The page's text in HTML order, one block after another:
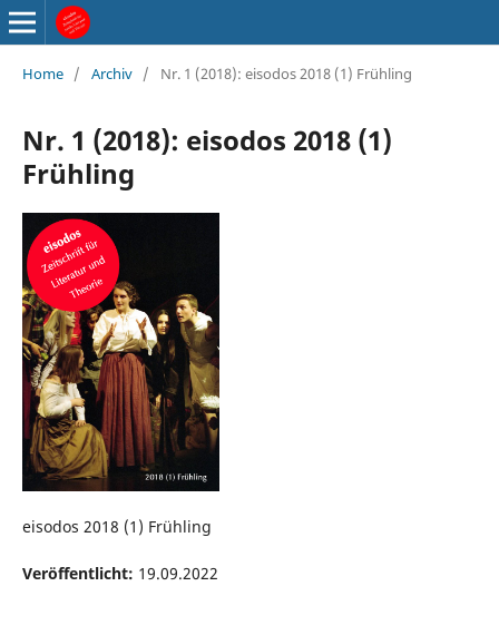
Home / Archiv / Nr. 1 (2018): eisodos 2018 (1) Frühling
Nr. 1 (2018): eisodos 2018 (1)
Frühling
eisodos 2018 (1) Frühling
Veröffentlicht: 19.09.2022